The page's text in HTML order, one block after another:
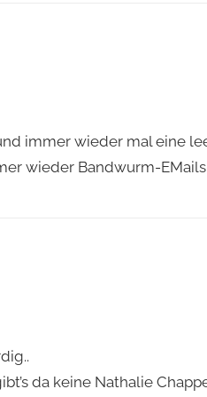
immer wieder mal eine
wieder Bandwurm-
da keine Nathalie